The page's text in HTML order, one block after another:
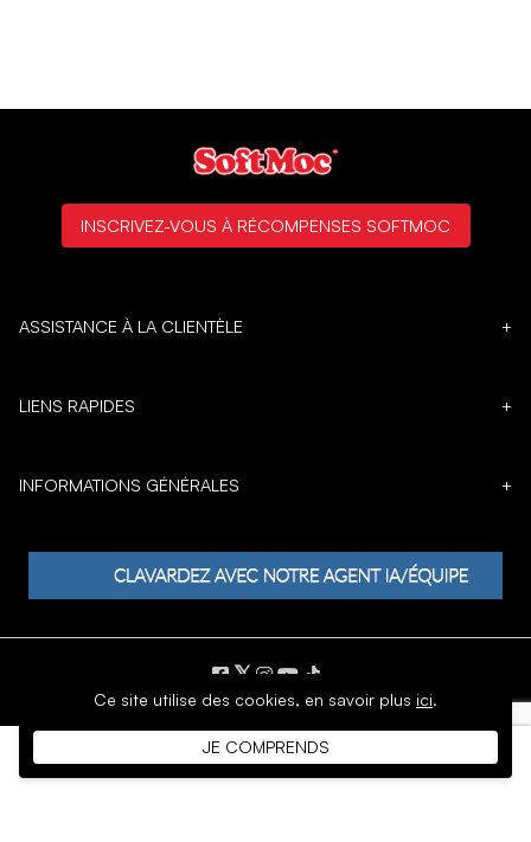
Ce site utilise des cookies, en savoir plus ici.
JE COMPRENDS
ASSISTANCE À LA CLIENTÈLE +
LIENS RAPIDES +
INFORMATIONS GÉNÉRALES +
INSCRIVEZ-VOUS À RÉCOMPENSES SOFTMOC
𝕏
DROIT D'AUTEUR © 1996 - 2026 SoftMoc Inc.
Commerce électronique par MWF Group. Tous droits réservés.